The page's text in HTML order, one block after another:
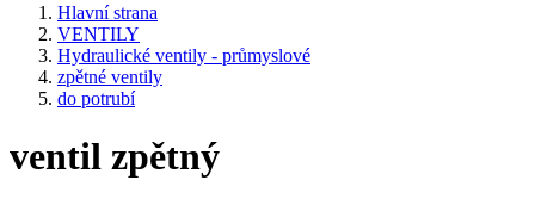
Hlavní strana
VENTILY
Hydraulické ventily - průmyslové
zpětné ventily
do potrubí
ventil zpětný